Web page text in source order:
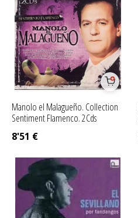
Manolo el Malagueño. Collection
Sentiment Flamenco. 2Cds
8'51 €